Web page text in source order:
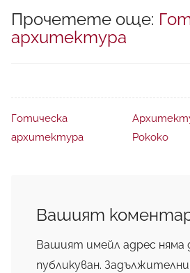
Прочетете още:
архитектура
Готическа
архитектура
Рококо
Вашият
Вашият имейл адрес няма
публикуван.